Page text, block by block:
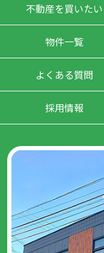
不動産を買いたい
物件一覧
よくある質問
採用情報